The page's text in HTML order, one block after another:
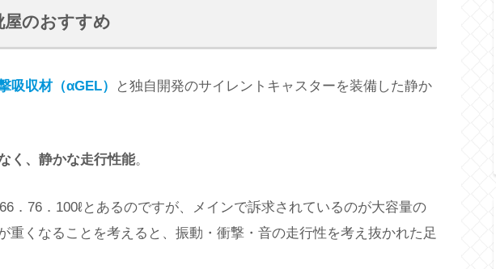
のおすすめ
吸収材（αGEL）
と独自開発のサイレントキャスターを装備した静か
く、静かな走行性能。
．76．100ℓとあるのですが、メインで訴求されているのが大容量の
重くなることを考えると、振動・衝撃・音の走行性を考え抜かれた足